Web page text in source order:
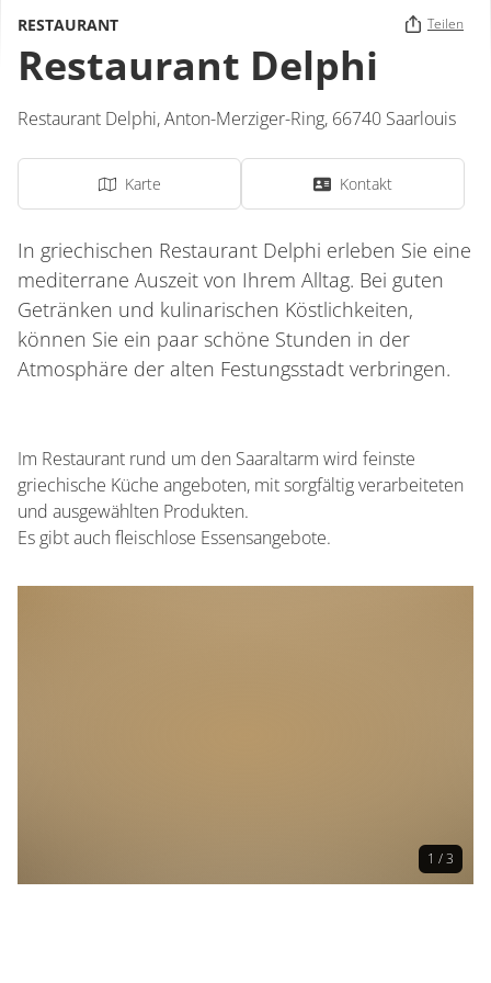
RESTAURANT Teilen
Restaurant Delphi
Restaurant Delphi,Anton-Merziger-Ring, 66740 Saarlouis
Karte Kontakt
In griechischen Restaurant Delphi erleben Sie eine
mediterrane Auszeit von Ihrem Alltag. Bei guten
Getränken und kulinarischen Köstlichkeiten,
können Sie ein paar schöne Stunden in der
Atmosphäre der alten Festungsstadt verbringen.
Im Restaurant rund um den Saaraltarm wird feinste
griechische Küche angeboten, mit sorgfältig verarbeiteten
und ausgewählten Produkten.
Es gibt auch fleischlose Essensangebote.
1 / 3